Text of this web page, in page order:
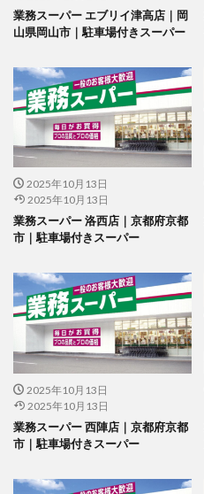
業務スーパー エブリイ津高店｜岡
山県岡山市｜駐車場付きスーパー
2025年10月13日
2025年10月13日
業務スーパー 洛西店｜京都府京都
市｜駐車場付きスーパー
2025年10月13日
2025年10月13日
業務スーパー 西陣店｜京都府京都
市｜駐車場付きスーパー